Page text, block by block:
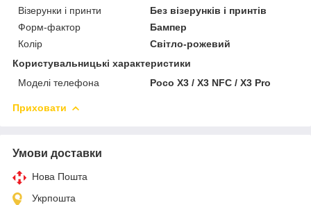
Візерунки і принти
Без візерунків і принтів
Форм-фактор
Бампер
Колір
Світло-рожевий
Користувальницькі характеристики
Моделі телефона
Poco X3 / X3 NFC / X3 Pro
Приховати
Умови доставки
Нова Пошта
Укрпошта